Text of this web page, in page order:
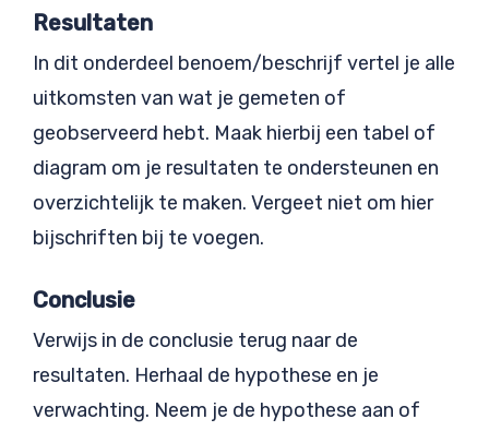
Resultaten
In dit onderdeel benoem/beschrijf vertel je alle
uitkomsten van wat je gemeten of
geobserveerd hebt. Maak hierbij een tabel of
diagram om je resultaten te ondersteunen en
overzichtelijk te maken. Vergeet niet om hier
bijschriften bij te voegen.
Conclusie
Verwijs in de conclusie terug naar de
resultaten. Herhaal de hypothese en je
verwachting. Neem je de hypothese aan of